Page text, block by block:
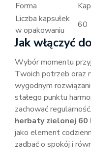
Forma
Liczba kapsułek
w opakowaniu
60
Jak włączyć
Wybór momentu
Twoich potrzeb oraz
wygodnym
stałego punktu
zachować regularność.
herbaty zielonej 60
jako element
zadbać o spokój i